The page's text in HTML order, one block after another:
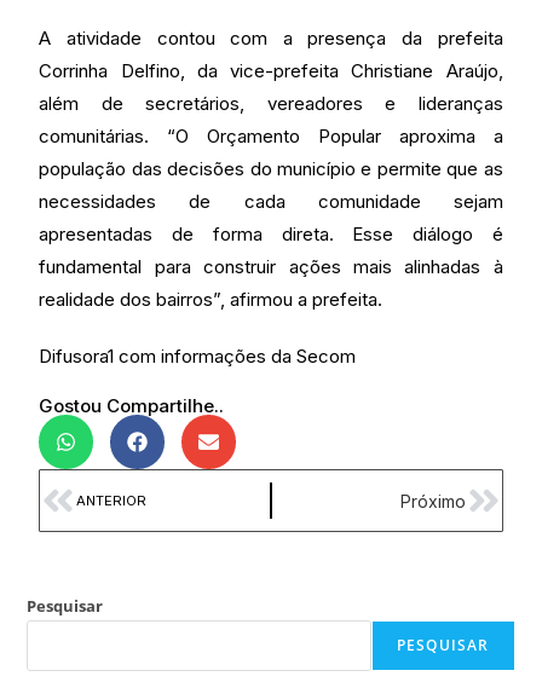
A atividade contou com a presença da prefeita
Corrinha Delfino, da vice-prefeita Christiane Araújo,
além de secretários, vereadores e lideranças
comunitárias. “O Orçamento Popular aproxima a
população das decisões do município e permite que as
necessidades de cada comunidade sejam
apresentadas de forma direta. Esse diálogo é
fundamental para construir ações mais alinhadas à
realidade dos bairros”, afirmou a prefeita.
Difusora1 com informações da Secom
Gostou Compartilhe..
ANTERIOR Próximo
Pesquisar
PESQUISAR